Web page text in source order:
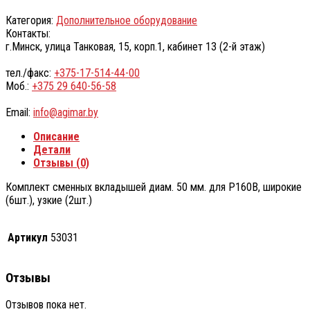
Категория: Дополнительное оборудование
Контакты:
г.Минск, улица Танковая, 15, корп.1, кабинет 13 (2-й этаж)
тел./факс: +375-17-514-44-00
Моб.: +375 29 640-56-58
Email: info@agimar.by
Описание
Детали
Отзывы (0)
Комплект сменных вкладышей диам. 50 мм. для Р160В, широкие
(6шт.), узкие (2шт.)
Артикул 53031
Отзывы
Отзывов пока нет.